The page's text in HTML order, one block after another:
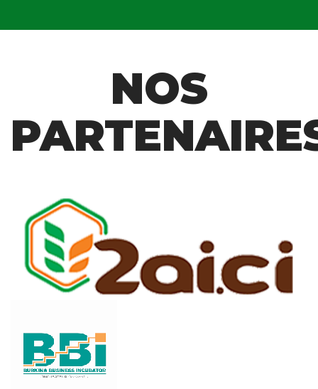
NOS